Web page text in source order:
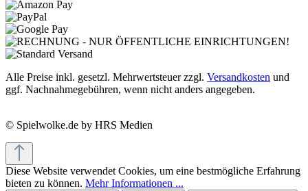
Alle Preise inkl. gesetzl. Mehrwertsteuer zzgl. Versandkosten und
ggf. Nachnahmegebühren, wenn nicht anders angegeben.
© Spielwolke.de by HRS Medien
Diese Website verwendet Cookies, um eine bestmögliche Erfahrung
bieten zu können. Mehr Informationen ...